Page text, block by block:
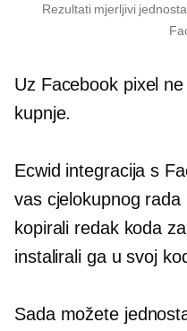
Rezultati mjerljivi
Uz Facebook pixel
kupnje.
Ecwid integracija s
vas cjelokupnog
kopirali redak koda
instalirali ga u svoj
Sada možete